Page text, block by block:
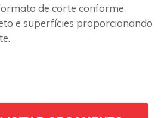
de corte conforme
e superfícies proporcionando